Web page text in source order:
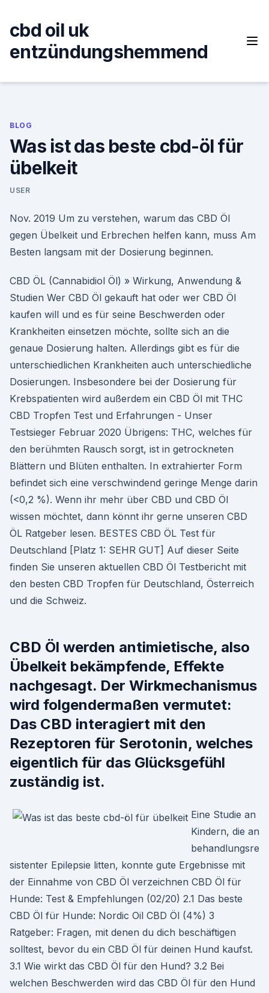
content
cbd oil uk
entzündungshemmend
BLOG
Was ist das beste cbd-öl für
übelkeit
USER
Nov. 2019 Um zu verstehen, warum das CBD Öl
gegen Übelkeit und Erbrechen helfen kann, muss Am
Besten langsam mit der Dosierung beginnen.
CBD ÖL (Cannabidiol Öl) » Wirkung, Anwendung &
Studien Wer CBD Öl gekauft hat oder wer CBD Öl
kaufen will und es für seine Beschwerden oder
Krankheiten einsetzen möchte, sollte sich an die
genaue Dosierung halten. Allerdings gibt es für die
unterschiedlichen Krankheiten auch unterschiedliche
Dosierungen. Insbesondere bei der Dosierung für
Krebspatienten wird außerdem ein CBD Öl mit THC
CBD Tropfen Test und Erfahrungen - Unser
Testsieger Februar 2020 Übrigens: THC, welches für
den berühmten Rausch sorgt, ist in getrockneten
Blättern und Blüten enthalten. In extrahierter Form
befindet sich eine verschwindend geringe Menge darin
(<0,2 %). Wenn ihr mehr über CBD und CBD Öl
wissen möchtet, dann könnt ihr gerne unseren CBD
ÖL Ratgeber lesen. BESTES CBD ÖL Test für
Deutschland [Platz 1: SEHR GUT] Auf dieser Seite
finden Sie unseren aktuellen CBD Öl Testbericht mit
den besten CBD Tropfen für Deutschland, Österreich
und die Schweiz.
CBD Öl werden antimietische, also
Übelkeit bekämpfende, Effekte
nachgesagt. Der Wirkmechanismus
wird folgendermaßen vermutet:
Das CBD interagiert mit den
Rezeptoren für Serotonin, welches
eigentlich für das Glücksgefühl
zuständig ist.
Eine Studie an
Kindern, die an
behandlungsre
sistenter Epilepsie litten, konnte gute Ergebnisse mit
der Einnahme von CBD Öl verzeichnen CBD Öl für
Hunde: Test & Empfehlungen (02/20) 2.1 Das beste
CBD Öl für Hunde: Nordic Oil CBD Öl (4%) 3
Ratgeber: Fragen, mit denen du dich beschäftigen
solltest, bevor du ein CBD Öl für deinen Hund kaufst.
3.1 Wie wirkt das CBD Öl für den Hund? 3.2 Bei
welchen Beschwerden wird das CBD Öl für den Hund